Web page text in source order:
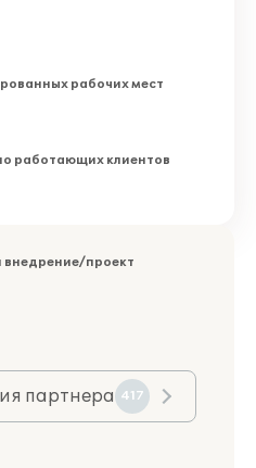
рабочих мест
работающих клиентов
внедрение/проект
партнера 417